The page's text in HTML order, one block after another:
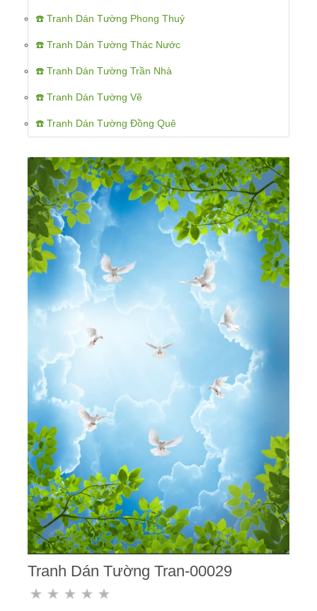
☎️ Tranh Dán Tường Phong Thuỷ
☎️ Tranh Dán Tường Thác Nước
☎️ Tranh Dán Tường Trần Nhà
☎️ Tranh Dán Tường Vẽ
☎️ Tranh Dán Tường Đồng Quê
Tranh Dán Tường Tran-00029